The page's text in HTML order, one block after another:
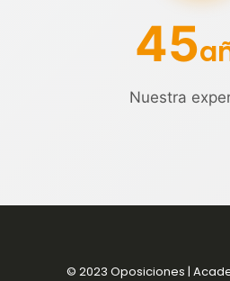
45
Nuestra
© 2023 Oposiciones |